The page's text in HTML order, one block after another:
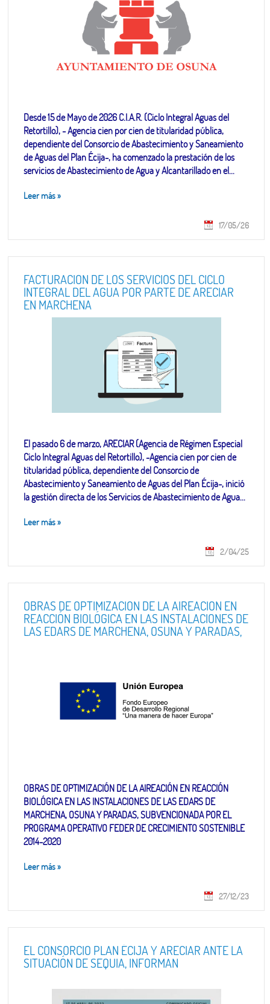
Desde 15 de Mayo de 2026 C.I.A.R. (Ciclo Integral Aguas del
Retortillo), - Agencia cien por cien de titularidad pública,
dependiente del Consorcio de Abastecimiento y Saneamiento
de Aguas del Plan Écija-, ha comenzado la prestación de los
servicios de Abastecimiento de Agua y Alcantarillado en el...
Leer más»
17/05/26
FACTURACIÓN DE LOS SERVICIOS DEL CICLO
INTEGRAL DEL AGUA POR PARTE DE ARECIAR
EN MARCHENA
El pasado 6 de marzo, ARECIAR (Agencia de Régimen Especial
Ciclo Integral Aguas del Retortillo), -Agencia cien por cien de
titularidad pública, dependiente del Consorcio de
Abastecimiento y Saneamiento de Aguas del Plan Écija-, inició
la gestión directa de los Servicios de Abastecimiento de Agua...
Leer más»
2/04/25
OBRAS DE OPTIMIZACIÓN DE LA AIREACIÓN EN
REACCIÓN BIOLÓGICA EN LAS INSTALACIONES DE
LAS EDARS DE MARCHENA, OSUNA Y PARADAS,
OBRAS DE OPTIMIZACIÓN DE LA AIREACIÓN EN REACCIÓN
BIOLÓGICA EN LAS INSTALACIONES DE LAS EDARS DE
MARCHENA, OSUNA Y PARADAS, SUBVENCIONADA POR EL
PROGRAMA OPERATIVO FEDER DE CRECIMIENTO SOSTENIBLE
2014-2020
Leer más»
27/12/23
EL CONSORCIO PLAN ÉCIJA Y ARECIAR ANTE LA
SITUACIÓN DE SEQUIA, INFORMAN